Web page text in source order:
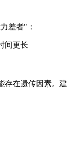
差者"：
间更长
存在遗传因素。建